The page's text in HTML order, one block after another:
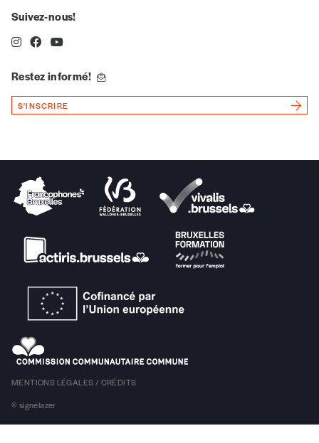
Je souhaite recevoir une facture
Lire notre politique de protection des données
Ajouter un message (facultatif)
Suivez-nous!
Restez informé!
S'INSCRIRE
MENTIONS LÉGALES / CRÉDITS
© signélazer